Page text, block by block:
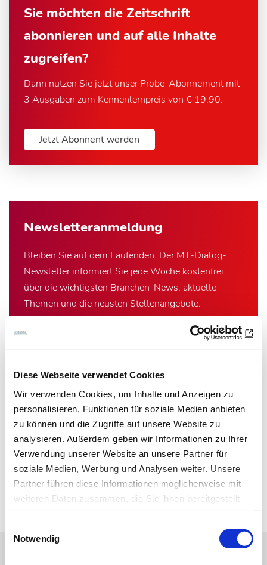
Diese Webseite verwendet Cookies
Wir verwenden Cookies, um Inhalte und Anzeigen zu
personalisieren, Funktionen für soziale Medien anbieten
zu können und die Zugriffe auf unsere Website zu
analysieren. Außerdem geben wir Informationen zu Ihrer
Verwendung unserer Website an unsere Partner für
soziale Medien, Werbung und Analysen weiter. Unsere
Partner führen diese Informationen möglicherweise mit
weiteren Daten zusammen, die Sie ihnen bereitgestellt
haben oder die sie im Rahmen Ihrer Nutzung der Dienste
Notwendig
Newsletter­anmeldung
Bleiben Sie auf dem Laufenden. Der MT-Dialog-
Newsletter informiert Sie jede Woche kostenfrei
über die wichtigsten Branchen-News, aktuelle
Themen und die neusten Stellenangebote.
E-Mail-Adresse
Ich habe die Hinweise zumDatenschutz
Newsletter abonnieren
* Pflichtfeld
Sie möchten die Zeitschrift
abonnieren und auf alle Inhalte
zugreifen?
Dann nutzen Sie jetzt unser Probe-Abonnement mit
3 Ausgaben zum Kennenlernpreis von € 19,90.
Jetzt Abonnent werden
Zur Übersicht